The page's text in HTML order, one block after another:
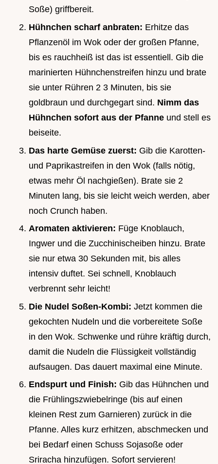
Soße) griffbereit.
Hühnchen scharf anbraten: Erhitze das
Pflanzenöl im Wok oder der großen Pfanne,
bis es rauchheiß ist das ist essentiell. Gib die
marinierten Hühnchenstreifen hinzu und brate
sie unter Rühren 2 3 Minuten, bis sie
goldbraun und durchgegart sind. Nimm das
Hühnchen sofort aus der Pfanne und stell es
beiseite.
Das harte Gemüse zuerst: Gib die Karotten-
und Paprikastreifen in den Wok (falls nötig,
etwas mehr Öl nachgießen). Brate sie 2
Minuten lang, bis sie leicht weich werden, aber
noch Crunch haben.
Aromaten aktivieren: Füge Knoblauch,
Ingwer und die Zucchinischeiben hinzu. Brate
sie nur etwa 30 Sekunden mit, bis alles
intensiv duftet. Sei schnell, Knoblauch
verbrennt sehr leicht!
Die Nudel Soßen-Kombi: Jetzt kommen die
gekochten Nudeln und die vorbereitete Soße
in den Wok. Schwenke und rühre kräftig durch,
damit die Nudeln die Flüssigkeit vollständig
aufsaugen. Das dauert maximal eine Minute.
Endspurt und Finish: Gib das Hühnchen und
die Frühlingszwiebelringe (bis auf einen
kleinen Rest zum Garnieren) zurück in die
Pfanne. Alles kurz erhitzen, abschmecken und
bei Bedarf einen Schuss Sojasoße oder
Sriracha hinzufügen. Sofort servieren!